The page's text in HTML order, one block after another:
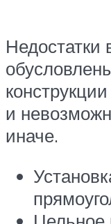
Недостатки
и
иначе.